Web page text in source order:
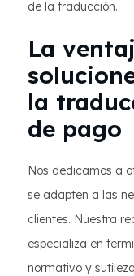
de la traducción.
La
la
de pago
Nos dedicamos a
se adapten a las
clientes. Nuestra
especializa en
normativo y